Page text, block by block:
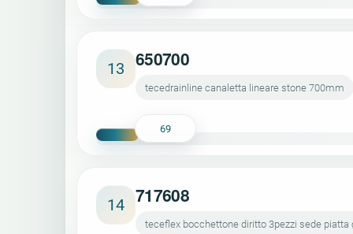
13 650700
tecedrainline canaletta lineare stone 700mm
69
14 717608
teceflex bocchettone diritto 3pezzi sede piatta